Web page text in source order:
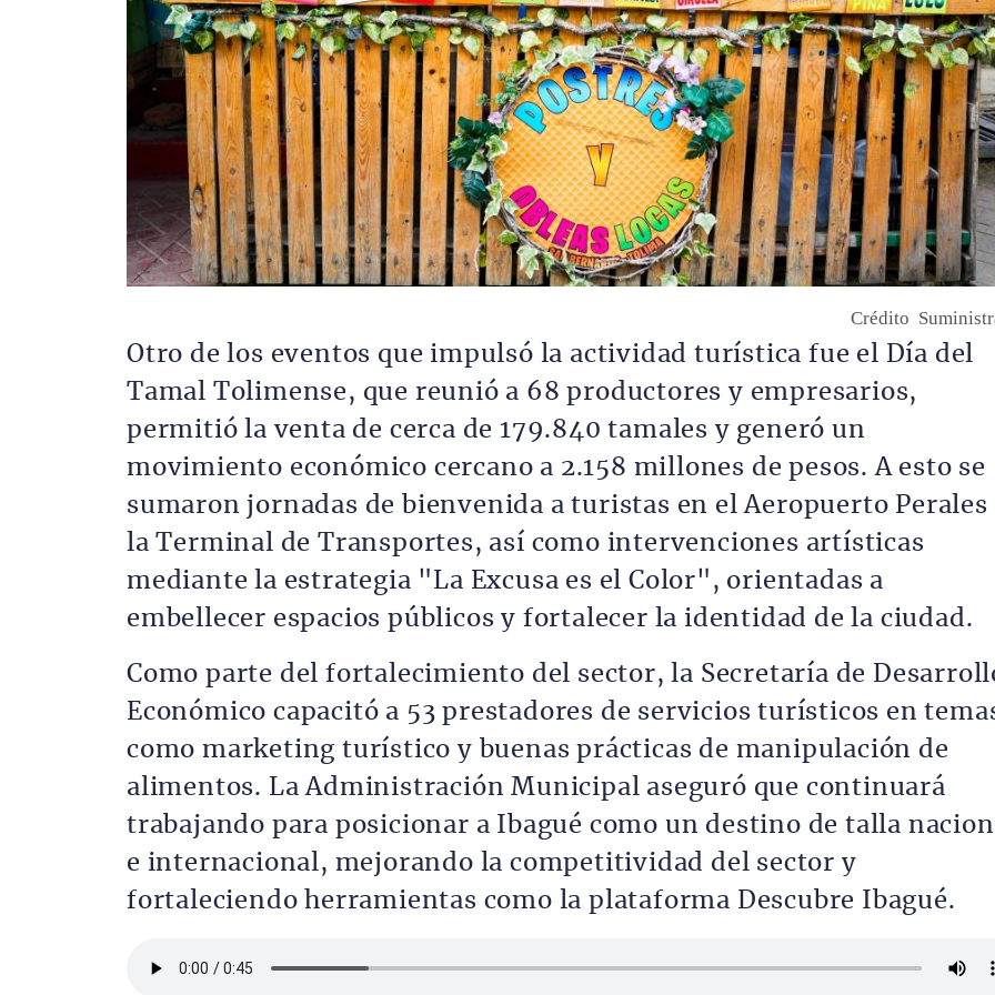
Crédito
Otro de los eventos que impulsó la actividad turística fue el Día del
Tamal Tolimense, que reunió a 68 productores y empresarios,
permitió la venta de cerca de 179.840 tamales y generó un
movimiento económico cercano a 2.158 millones de pesos. A esto se
sumaron jornadas de bienvenida a turistas en el Aeropuerto Perales
la Terminal de Transportes, así como intervenciones artísticas
mediante la estrategia "La Excusa es el Color", orientadas a
embellecer espacios públicos y fortalecer la identidad de la ciudad.
Como parte del fortalecimiento del sector, la Secretaría de
Económico capacitó a 53 prestadores de servicios turísticos en
como marketing turístico y buenas prácticas de manipulación de
alimentos. La Administración Municipal aseguró que continuará
trabajando para posicionar a Ibagué como un destino de talla
e internacional, mejorando la competitividad del sector y
fortaleciendo herramientas como la plataforma Descubre Ibagué.